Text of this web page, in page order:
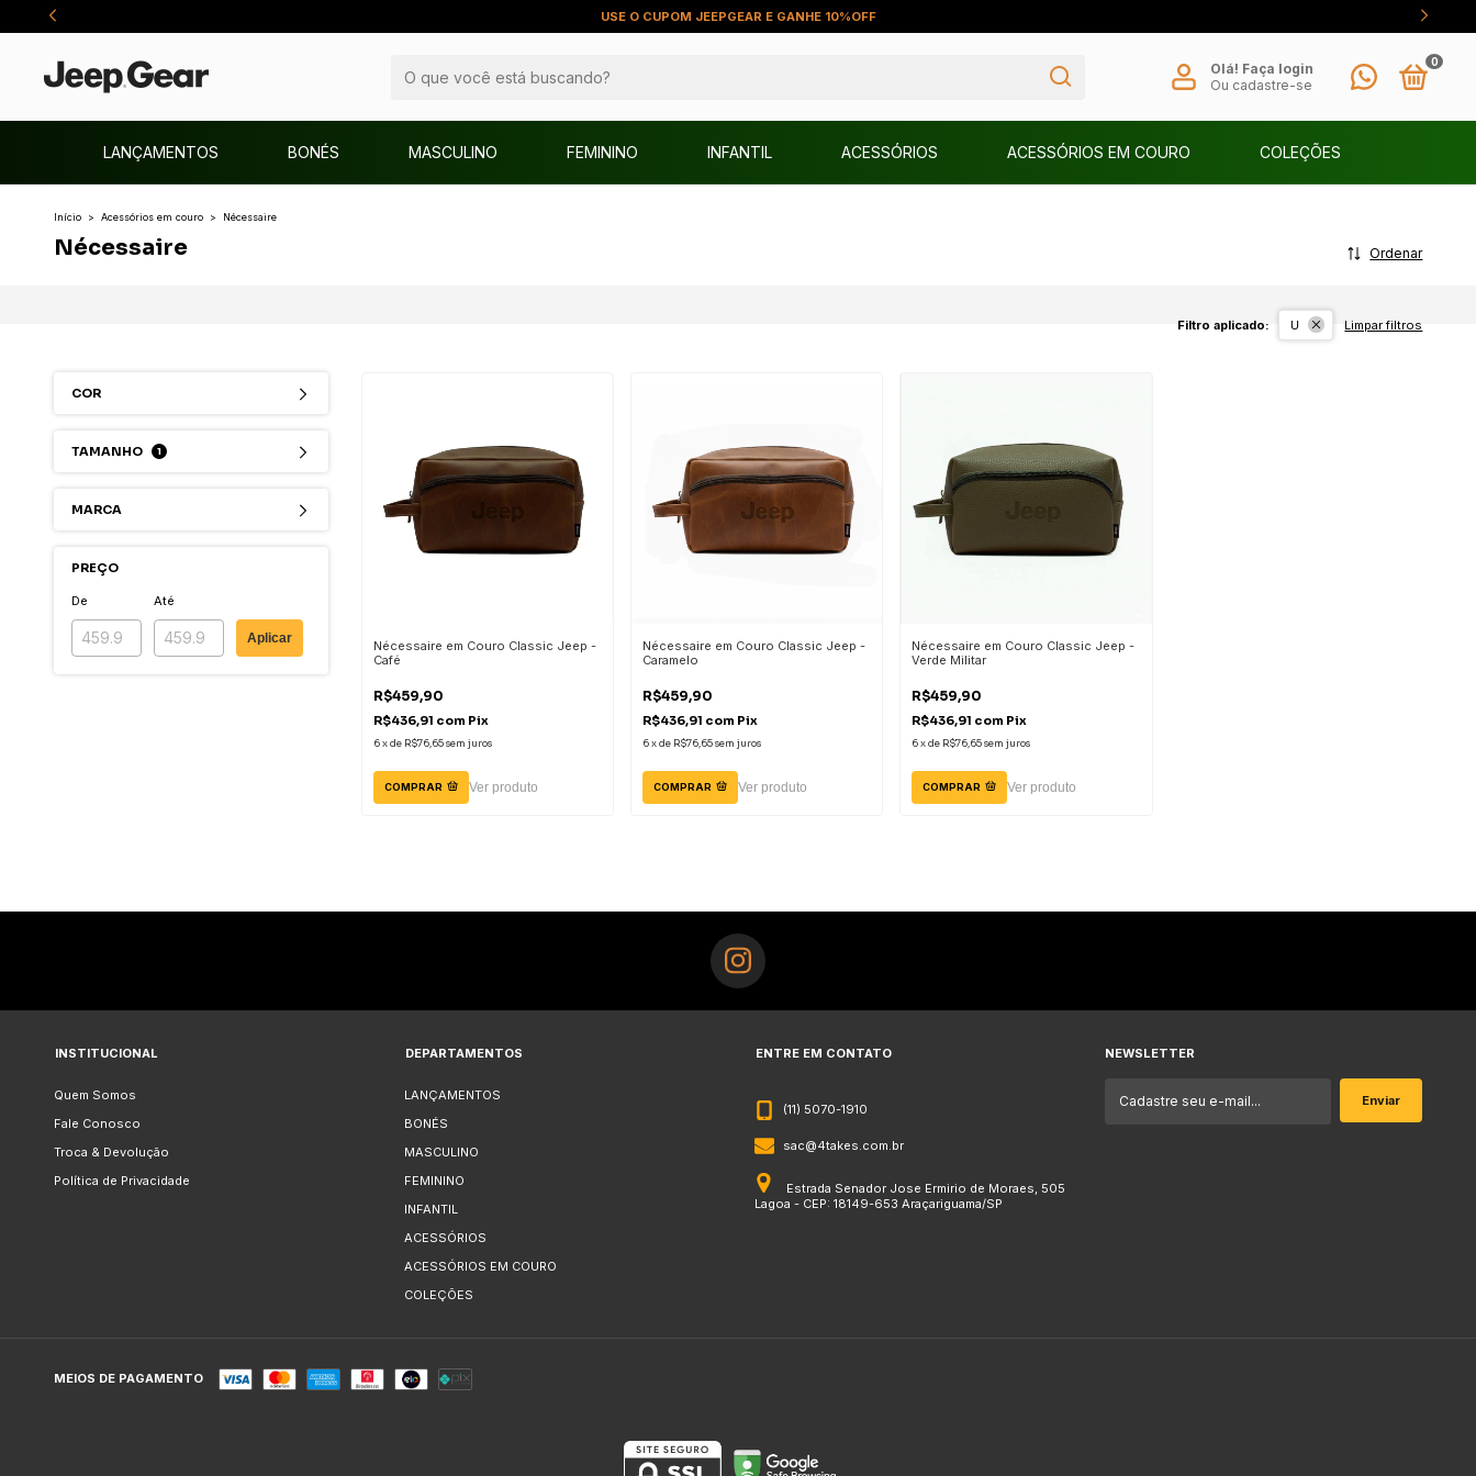
USE O CUPOM JEEPGEAR E GANHE 10%OFF
Olá! Faça login
Ou cadastre-se
0
LANÇAMENTOS BONÉS MASCULINO FEMININO INFANTIL ACESSÓRIOS ACESSÓRIOS EM COURO COLEÇÕES
Início > Acessórios em couro > Nécessaire
Nécessaire Ordenar
Filtro aplicado: U Limpar filtros
COR
TAMANHO 1
MARCA
PREÇO
De Até
Aplicar
Nécessaire em Couro Classic Jeep -
Café
R$459,90
R$436,91 com Pix
6 xde R$76,65 sem juros
COMPRAR Ver produto
Nécessaire em Couro Classic Jeep -
Caramelo
R$459,90
R$436,91 com Pix
6xde R$76,65sem juros
COMPRAR Ver produto
Nécessaire em Couro Classic Jeep -
Verde Militar
R$459,90
R$436,91 com Pix
6 xde R$76,65 sem juros
COMPRAR Ver produto
INSTITUCIONAL
Quem Somos
Fale Conosco
Troca & Devolução
Política de Privacidade
DEPARTAMENTOS
LANÇAMENTOS
BONÉS
MASCULINO
FEMININO
INFANTIL
ACESSÓRIOS
ACESSÓRIOS EM COURO
COLEÇÕES
ENTRE EM CONTATO
(11) 5070-1910
sac@4takes.com.br
Estrada Senador Jose Ermirio de Moraes, 505
Lagoa - CEP: 18149-653 Araçariguama/SP
NEWSLETTER
MEIOS DE PAGAMENTO